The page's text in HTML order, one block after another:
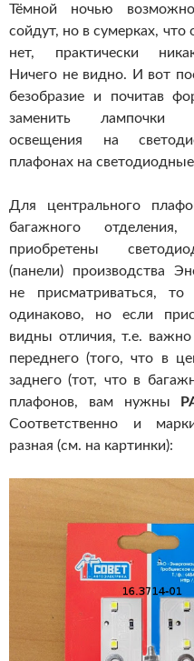
Тёмной ночью
сойдут, но в сумерках, что
нет, практически
Ничего не видно. И вот
безобразие и почитав
заменить лампочки
освещения на
плафонах на
Для центрального
багажного
приобретены
(панели) производства
не присматриваться,
одинаково, но если
видны отличия, т.е. важно
переднего (того, что в
заднего (тот, что в
плафонов, вам нужны
Соответственно и
разная (см. на картинки):